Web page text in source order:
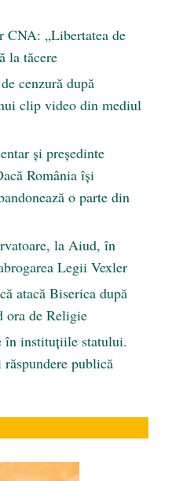
CNA: „Libertatea de
la tăcere
cenzură după
clip video din mediul
și președinte
România își
o parte din
la Aiud, în
Legii Vexler
atacă Biserica după
ora de Religie
în instituțiile statului.
publică